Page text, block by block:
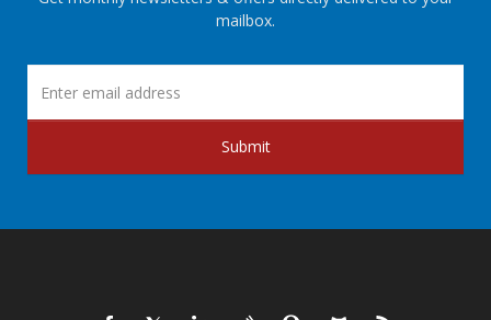
mailbox.
Submit